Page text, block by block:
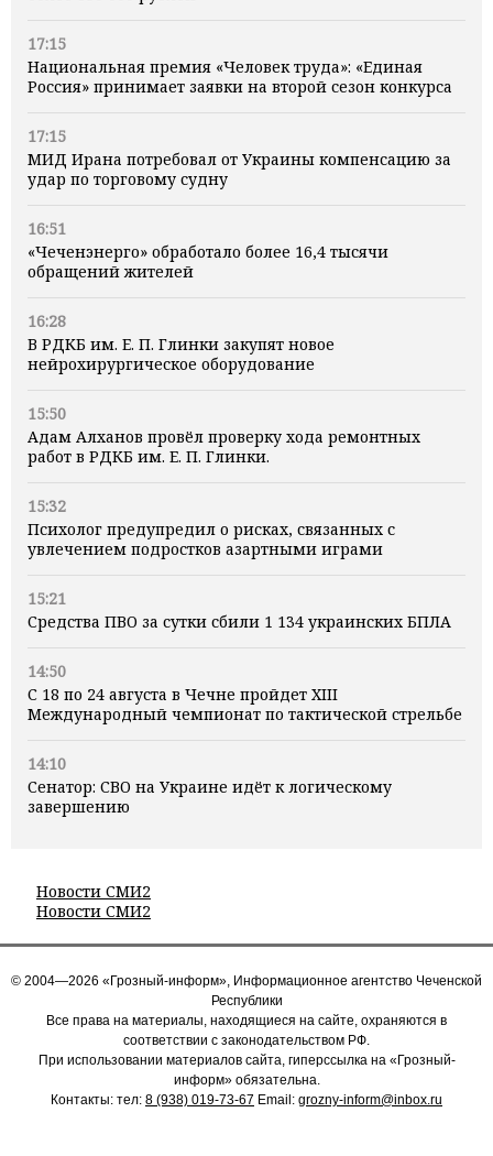
17:15
Национальная премия «Человек труда»: «Единая
Россия» принимает заявки на второй сезон конкурса
17:15
МИД Ирана потребовал от Украины компенсацию за
удар по торговому судну
16:51
«Чеченэнерго» обработало более 16,4 тысячи
обращений жителей
16:28
В РДКБ им. Е. П. Глинки закупят новое
нейрохирургическое оборудование
15:50
Адам Алханов провёл проверку хода ремонтных
работ в РДКБ им. Е. П. Глинки.
15:32
Психолог предупредил о рисках, связанных с
увлечением подростков азартными играми
15:21
Средства ПВО за сутки сбили 1 134 украинских БПЛА
14:50
С 18 по 24 августа в Чечне пройдет XIII
Международный чемпионат по тактической стрельбе
14:10
Сенатор: СВО на Украине идёт к логическому
завершению
Новости СМИ2
Новости СМИ2
© 2004—2026 «Грозный-информ», Информационное агентство Чеченской
Республики
Все права на материалы, находящиеся на сайте, охраняются в
соответствии с законодательством РФ.
При использовании материалов сайта, гиперссылка на «Грозный-
информ» обязательна.
Контакты: тел: 8 (938) 019-73-67 Email: grozny-inform@inbox.ru